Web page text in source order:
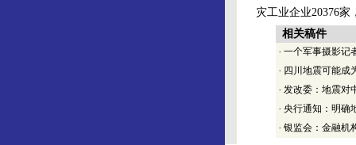
灾工业企业20376家
相关稿件
· 一个军事摄影记
· 四川地震可能成
· 发改委：地震对
· 央行通知：明确
· 银监会：金融机